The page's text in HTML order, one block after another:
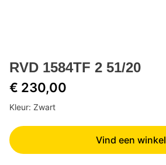
RVD 1584TF 2 51/20
€ 230,00
Kleur: Zwart
Vind een winkel